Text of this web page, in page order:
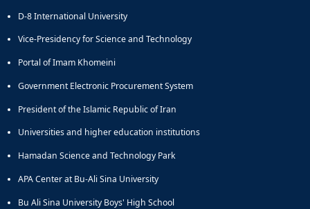
D-8 International University
Vice-Presidency for Science and Technology
Portal of Imam Khomeini
Government Electronic Procurement System
President of the Islamic Republic of Iran
Universities and higher education institutions
Hamadan Science and Technology Park
APA Center at Bu-Ali Sina University
Bu Ali Sina University Boys' High School